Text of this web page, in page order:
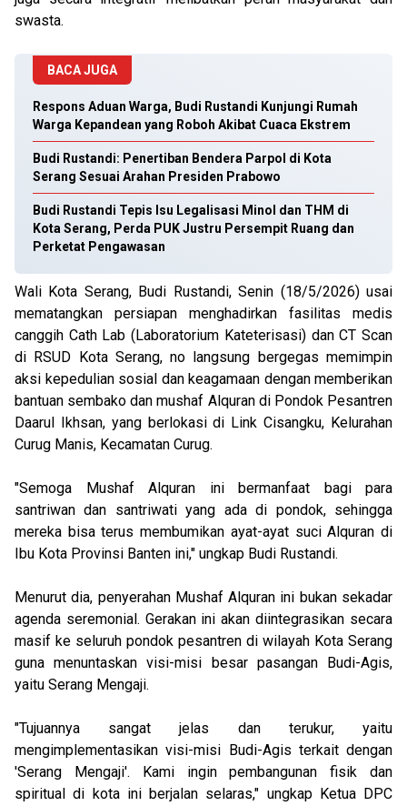
swasta.
BACA JUGA
Respons Aduan Warga, Budi Rustandi Kunjungi Rumah
Warga Kepandean yang Roboh Akibat Cuaca Ekstrem
Budi Rustandi: Penertiban Bendera Parpol di Kota
Serang Sesuai Arahan Presiden Prabowo
Budi Rustandi Tepis Isu Legalisasi Minol dan THM di
Kota Serang, Perda PUK Justru Persempit Ruang dan
Perketat Pengawasan
Wali Kota Serang, Budi Rustandi, Senin (18/5/2026) usai
mematangkan persiapan menghadirkan fasilitas medis
canggih Cath Lab (Laboratorium Kateterisasi) dan CT Scan
di RSUD Kota Serang, no langsung bergegas memimpin
aksi kepedulian sosial dan keagamaan dengan memberikan
bantuan sembako dan mushaf Alquran di Pondok Pesantren
Daarul Ikhsan, yang berlokasi di Link Cisangku, Kelurahan
Curug Manis, Kecamatan Curug.
"Semoga Mushaf Alquran ini bermanfaat bagi para
santriwan dan santriwati yang ada di pondok, sehingga
mereka bisa terus membumikan ayat-ayat suci Alquran di
Ibu Kota Provinsi Banten ini," ungkap Budi Rustandi.
Menurut dia, penyerahan Mushaf Alquran ini bukan sekadar
agenda seremonial. Gerakan ini akan diintegrasikan secara
masif ke seluruh pondok pesantren di wilayah Kota Serang
guna menuntaskan visi-misi besar pasangan Budi-Agis,
yaitu Serang Mengaji.
"Tujuannya sangat jelas dan terukur, yaitu
mengimplementasikan visi-misi Budi-Agis terkait dengan
'Serang Mengaji'. Kami ingin pembangunan fisik dan
spiritual di kota ini berjalan selaras," ungkap Ketua DPC